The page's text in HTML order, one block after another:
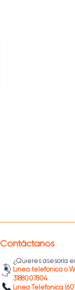
Contáctanos
¿Quieres asesoría
Línea telefónica o
3188007804
Línea Telefónica